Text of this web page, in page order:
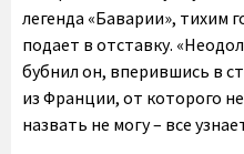
легенда «Баварии», тихим
подает в отставку.
бубнил он, вперившись в
из Франции, от которого
назвать не могу – все